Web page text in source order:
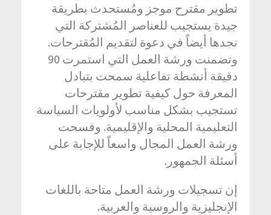
تطوير مقترح موجز ومُستحدث بطريقة
جيدة يستجيب للعناصر المُشتركة التي
نجدها أيضاً في دعوة لتقديم المُقترحات.
وتضمنت ورشة العمل التي استمرت 90
دقيقة أنشطة تفاعلية سمحت بتبادل
المعرفة حول كيفية تطوير مقترحات
تستجيب بشكل مناسب لأولويات السياسة
التعليمية المحلية والإقليمية. وفسحت
ورشة العمل المجال واسعاً للإجابة على
أسئلة الجمهور.
إن تسجيلات ورشة العمل متاحة باللغات
الإنجليزية والروسية والعربية.